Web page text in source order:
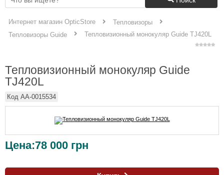
Интернет магазин OpticStore
Тепловизоры
Тепловизоры Guide
Тепловизионный монокуляр Guide TJ420L
Тепловизионный монокуляр Guide
TJ420L
Код AA-0015534
Цена:78 000 грн